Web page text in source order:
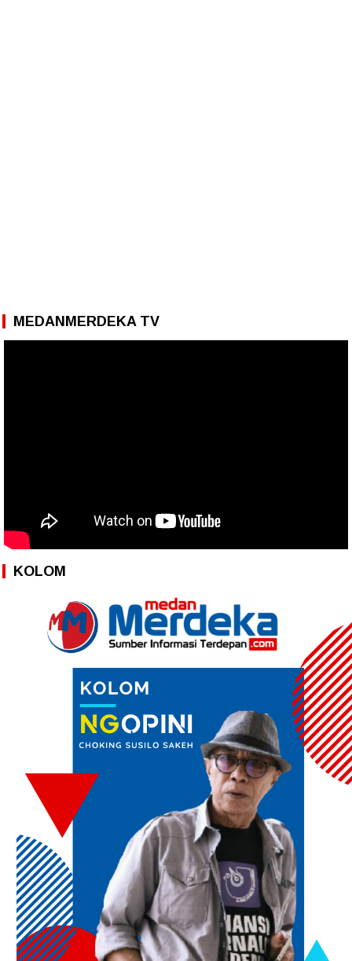
MEDANMERDEKA TV
KOLOM